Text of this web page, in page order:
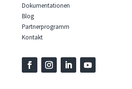
Dokumentationen
Blog
Partnerprogramm
Kontakt